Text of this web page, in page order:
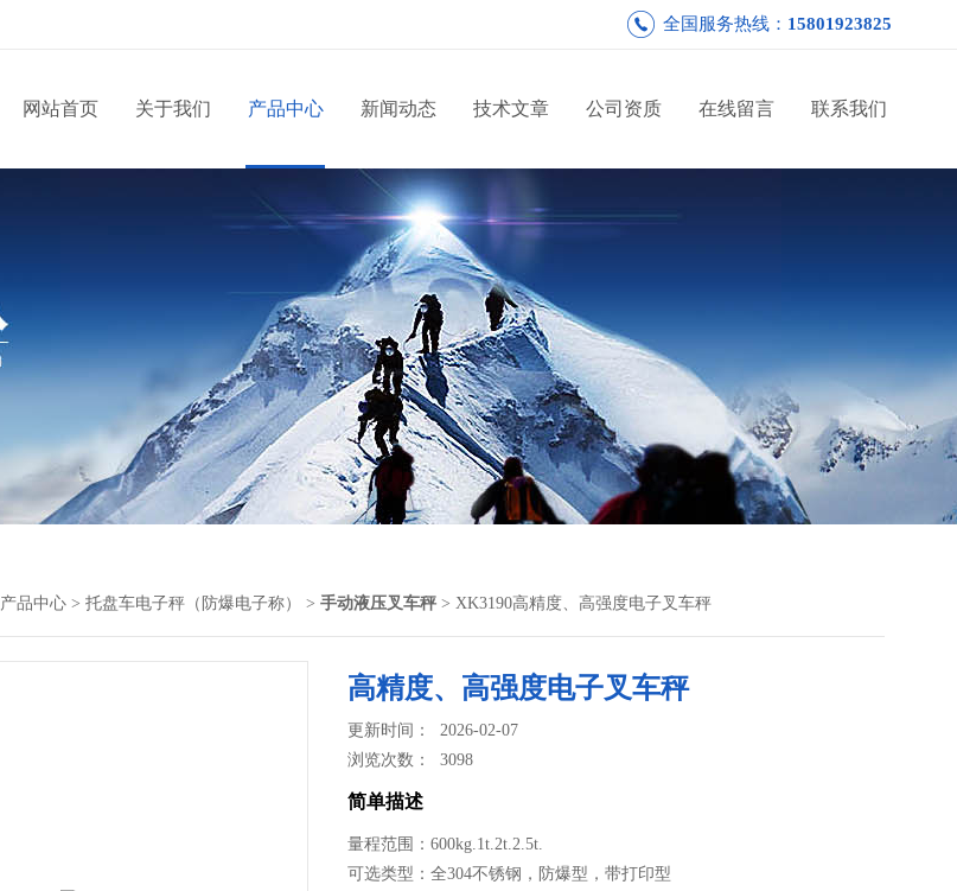
全国服务热线： 15801923825
网站首页 关于我们 产品中心 新闻动态 技术文章 公司资质 在线留言 联系我们
产品中心 > 托盘车电子秤（防爆电子称） > 手动液压叉车秤 > XK3190高精度、高强度电子叉车秤
高精度、高强度电子叉车秤
更新时间： 2026-02-07
浏览次数：3098
简单描述
量程范围：600kg.1t.2t.2.5t.
可选类型：全304不锈钢，防爆型，带打印型